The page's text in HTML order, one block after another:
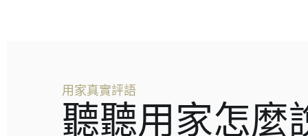
用家真實評語
聽聽用家怎麼